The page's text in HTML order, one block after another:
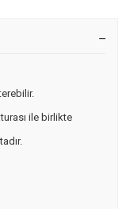
ile birlikte